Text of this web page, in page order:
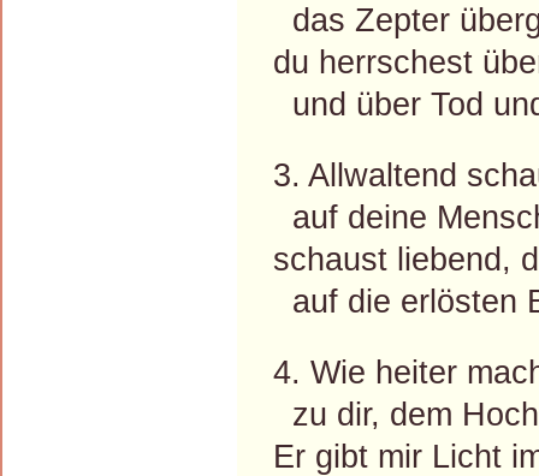
das Zepter
du herrschest
und über Tod
3. Allwaltend
auf deine
schaust liebend,
auf die erlösten
4. Wie heiter
zu dir, dem
Er gibt mir Licht